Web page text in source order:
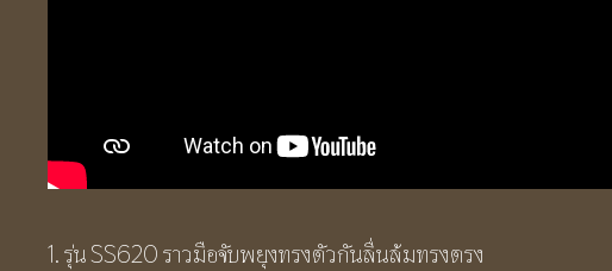
1. รุ่น SS620 ราวมือจับพยุงทรงตัวกันลื่นล้มทรงตรง